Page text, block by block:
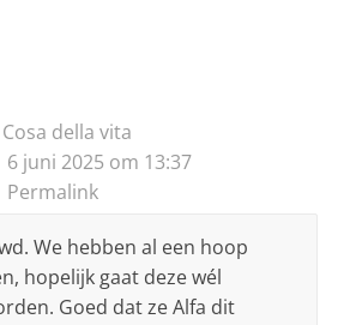
Cosa della vita
6 juni 2025 om 13:37
Permalink
We hebben al een hoop
hopelijk gaat deze wél
Goed dat ze Alfa dit